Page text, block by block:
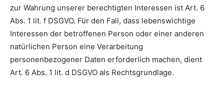
zur Wahrung unserer berechtigten Interessen ist Art. 6
Abs. 1 lit. f DSGVO. Für den Fall, dass lebenswichtige
Interessen der betroffenen Person oder einer anderen
natürlichen Person eine Verarbeitung
personenbezogener Daten erforderlich machen, dient
Art. 6 Abs. 1 lit. d DSGVO als Rechtsgrundlage.